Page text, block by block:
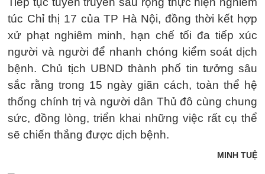
túc Chỉ thị 17 của TP Hà Nội, đồng thời kết hợp
xử phạt nghiêm minh, hạn chế tối đa tiếp xúc
người và người để nhanh chóng kiểm soát dịch
bệnh. Chủ tịch UBND thành phố tin tưởng sâu
sắc rằng trong 15 ngày giãn cách, toàn thể hệ
thống chính trị và người dân Thủ đô cùng chung
sức, đồng lòng, triển khai những việc rất cụ thể
sẽ chiến thắng được dịch bệnh.
MINH TUỆ